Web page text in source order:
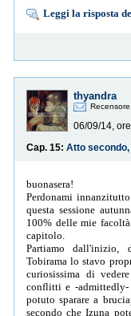
Leggi la risposta
thyandra
06/09/14,
Cap. 15:
buonasera!
Perdonami
questa sessione
100% delle mie
capitolo.
Partiamo dall'inizio,
Tobirama lo stavo
curiosissima di
conflitti e -admittedly-
potuto sparare a
secondo che Izuna